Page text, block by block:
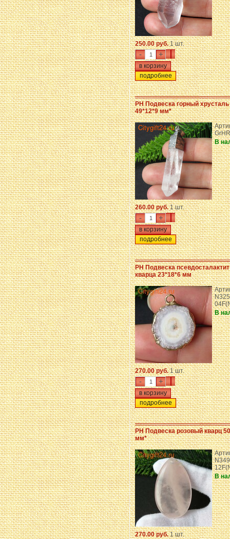
250.00 руб.1 шт.
- +
подробнее
PH Подвеска горный хрусталь
49*12*9 мм*
В
260.00 руб.1 шт.
- +
подробнее
PH Подвеска псевдосталактит
кварца 23*18*6 мм
В
270.00 руб.1 шт.
- +
подробнее
PH Подвеска розовый кварц
мм*
В
270.00 руб.1 шт.